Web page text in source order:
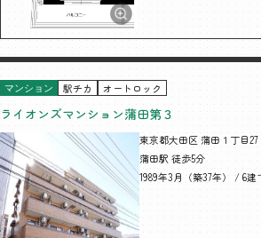
マンション 駅チカ オートロック
ライオンズマンション蒲田第３
東京都大田区 蒲田１丁目27
蒲田駅 徒歩5分
1989年3月（築37年） / 6建